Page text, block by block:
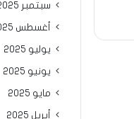
سبتمبر 2025
أغسطس 2025
يوليو 2025
يونيو 2025
مايو 2025
أبريل 2025